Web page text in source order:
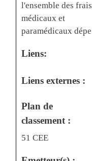
l'ensemble des frais
médicaux et
paramédicaux dépe
Liens:
Liens externes :
Plan de
classement :
51 CEE